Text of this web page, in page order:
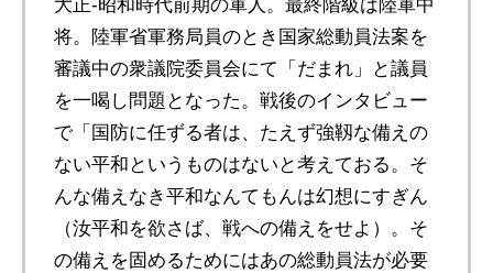
大正-昭和時代前期の軍人。最終階級は陸軍中
将。陸軍省軍務局員のとき国家総動員法案を
審議中の衆議院委員会にて「だまれ」と議員
を一喝し問題となった。戦後のインタビュー
で「国防に任ずる者は、たえず強靱な備えの
ない平和というものはないと考えておる。そ
んな備えなき平和なんてもんは幻想にすぎん
（汝平和を欲さば、戦への備えをせよ）。そ
の備えを固めるためにはあの総動員法が必要